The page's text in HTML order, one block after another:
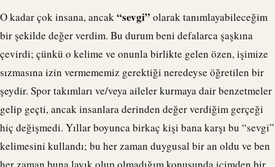
O kadar çok insana, ancak“sevgi” olarak tanımlayabileceğim
bir şekilde değer verdim. Bu durum beni defalarca şaşkına
çevirdi; çünkü o kelime ve onunla birlikte gelen özen, işimize
sızmasına izin vermememiz gerektiği neredeyse öğretilen bir
şeydir. Spor takımları ve/veya aileler kurmaya dair benzetmeler
gelip geçti, ancak insanlara derinden değer verdiğim gerçeği
hiç değişmedi. Yıllar boyunca birkaç kişi bana karşı bu “sevgi”
kelimesini kullandı; bu her zaman duygusal bir an oldu ve ben